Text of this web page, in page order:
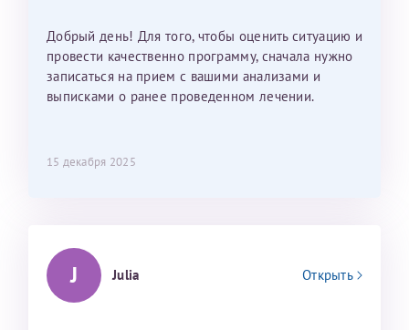
Добрый день! Для того, чтобы оценить ситуацию и
провести качественно программу, сначала нужно
записаться на прием с вашими анализами и
выписками о ранее проведенном лечении.
15 декабря 2025
J Julia Открыть